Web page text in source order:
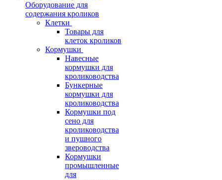
Оборудование для
содержания кроликов
Клетки
Товары для
клеток кроликов
Кормушки
Навесные
кормушки для
кролиководства
Бункерные
кормушки для
кролиководства
Кормушки под
сено для
кролиководства
и пушного
звероводства
Кормушки
промышленные
для